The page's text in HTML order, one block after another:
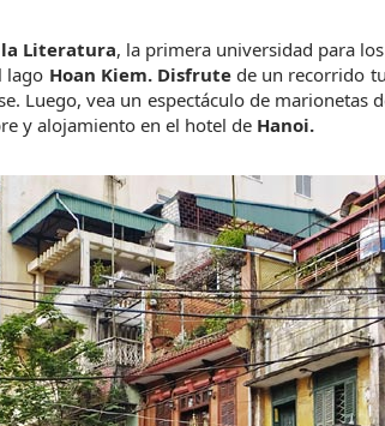
Literatura, la primera universidad para
lago Hoan Kiem. Disfrute de un recorrido
Luego, vea un espectáculo de marionetas
y alojamiento en el hotel de Hanoi.